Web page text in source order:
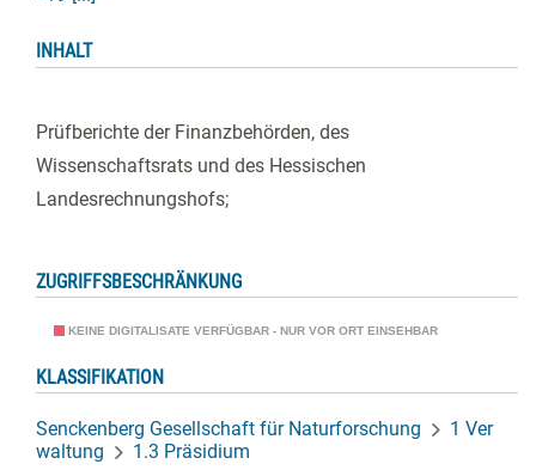
INHALT
Prüfberichte der Finanzbehörden, des
Wissenschaftsrats und des Hessischen
Landesrechnungshofs;
ZUGRIFFSBESCHRÄNKUNG
KEINE DIGITALISATE VERFÜGBAR - NUR VOR ORT EINSEHBAR
KLASSIFIKATION
Senckenberg Gesellschaft für Naturforschung
1 Ver
waltung
1.3 Präsidium